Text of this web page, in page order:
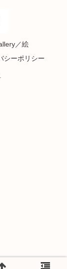
／絵
シーポリシー